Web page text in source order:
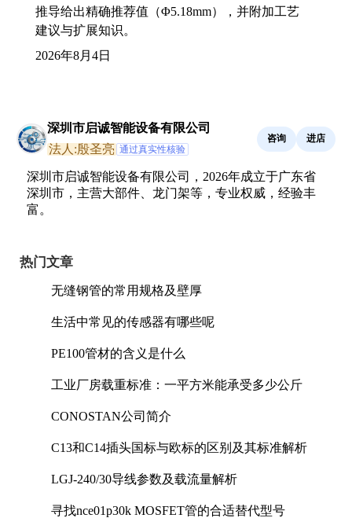
推导给出精确推荐值（Φ5.18mm），并附加工艺
建议与扩展知识。
2026年8月4日
深圳市启诚智能设备有限公司
法人:殷圣亮 通过真实性核验
咨询 进店
深圳市启诚智能设备有限公司，2026年成立于广东省
深圳市，主营大部件、龙门架等，专业权威，经验丰
富。
热门文章
无缝钢管的常用规格及壁厚
生活中常见的传感器有哪些呢
PE100管材的含义是什么
工业厂房载重标准：一平方米能承受多少公斤
CONOSTAN公司简介
C13和C14插头国标与欧标的区别及其标准解析
LGJ-240/30导线参数及载流量解析
寻找nce01p30k MOSFET管的合适替代型号